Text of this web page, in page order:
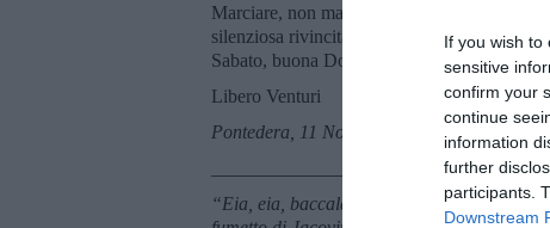
If you wish to
sensitive
confirm your
continue
information
further
participants.
Downstream
Marciare, non marcire. Una faticaccia! I
silenziosa rivincita sull’orrore che seguì.
Sabato, buona Domenica e buona fortuna.
Libero Venturi
Pontedera, 11 Novembre 2018
_________________________
“Eia, eia, baccalà”, parodia di “eia, eia,